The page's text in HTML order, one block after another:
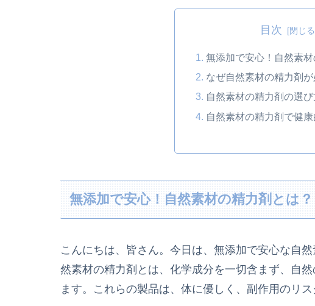
目次
無添加で安心！自然素材
なぜ自然素材の精力剤が
自然素材の精力剤の選
自然素材の精力剤で健
無添加で安心！自然素材の精力剤とは？
こんにちは、皆さん。今日は、無添加で安心な自
然素材の精力剤とは、化学成分を一切含まず、自
ます。これらの製品は、体に優しく、副作用のリス